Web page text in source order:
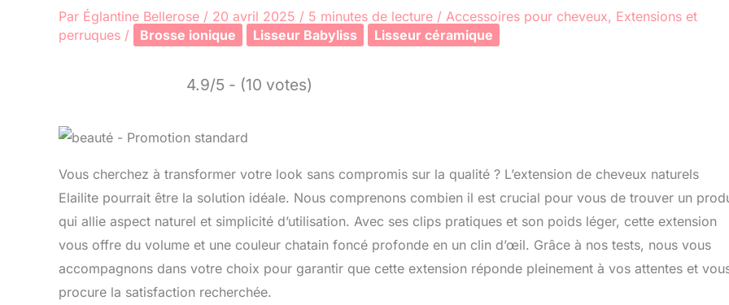
Par Églantine Bellerose / 20 avril 2025 / 5 minutes de lecture / Accessoires pour cheveux, Extensions et
perruques / Brosse ionique Lisseur Babyliss Lisseur céramique
4.9/5 - (10 votes)
Vous cherchez à transformer votre look sans compromis sur la qualité ? L’extension de cheveux naturels
Elailite pourrait être la solution idéale. Nous comprenons combien il est crucial pour vous de trouver un
qui allie aspect naturel et simplicité d’utilisation. Avec ses clips pratiques et son poids léger, cette extension
vous offre du volume et une couleur chatain foncé profonde en un clin d’œil. Grâce à nos tests, nous vous
accompagnons dans votre choix pour garantir que cette extension réponde pleinement à vos attentes et
procure la satisfaction recherchée.